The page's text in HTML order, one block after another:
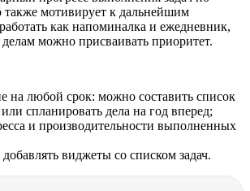
также мотивирует к дальнейшим
как напоминалка и ежедневник,
можно присваивать приоритет.
на любой срок: можно составить список
или спланировать дела на год вперед;
и производительности выполненных
виджеты со списком задач.